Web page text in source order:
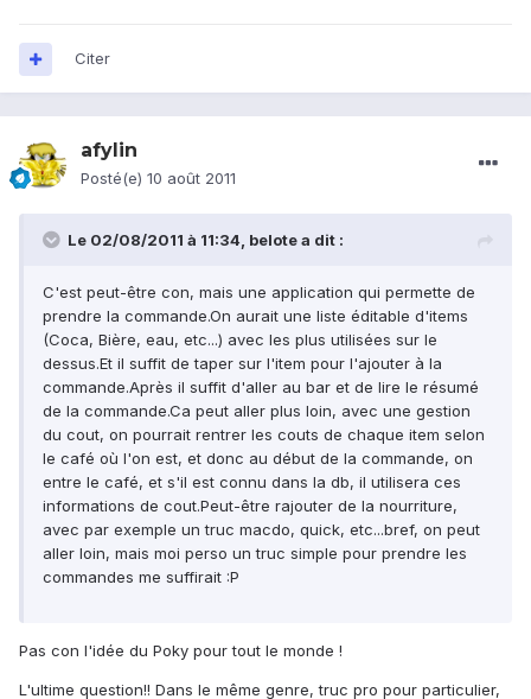
Citer
afylin
Posté(e) 10 août 2011
Le 02/08/2011 à 11:34, belote a dit :
C'est peut-être con, mais une application qui permette de
prendre la commande.On aurait une liste éditable d'items
(Coca, Bière, eau, etc...) avec les plus utilisées sur le
dessus.Et il suffit de taper sur l'item pour l'ajouter à la
commande.Après il suffit d'aller au bar et de lire le résumé
de la commande.Ca peut aller plus loin, avec une gestion
du cout, on pourrait rentrer les couts de chaque item selon
le café où l'on est, et donc au début de la commande, on
entre le café, et s'il est connu dans la db, il utilisera ces
informations de cout.Peut-être rajouter de la nourriture,
avec par exemple un truc macdo, quick, etc...bref, on peut
aller loin, mais moi perso un truc simple pour prendre les
commandes me suffirait :P
Pas con l'idée du Poky pour tout le monde !
L'ultime question!! Dans le même genre, truc pro pour particulier,